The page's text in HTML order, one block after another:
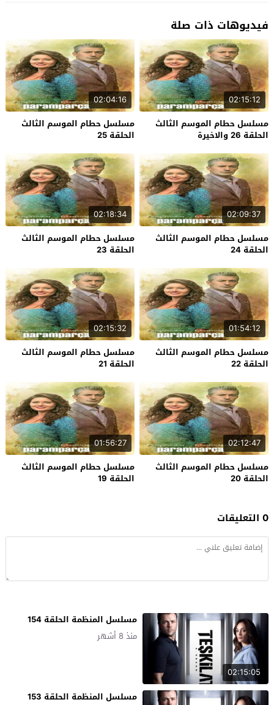
فيديوهات ذات صلة
02:15:12
مسلسل حطام الموسم الثالث
الحلقة 26 والاخيرة
02:04:16
مسلسل حطام الموسم الثالث
الحلقة 25
02:09:37
مسلسل حطام الموسم الثالث
الحلقة 24
02:18:34
مسلسل حطام الموسم الثالث
الحلقة 23
01:54:12
مسلسل حطام الموسم الثالث
الحلقة 22
02:15:32
مسلسل حطام الموسم الثالث
الحلقة 21
02:12:47
مسلسل حطام الموسم الثالث
الحلقة 20
01:56:27
مسلسل حطام الموسم الثالث
الحلقة 19
0 التعليقات
02:15:05
مسلسل المنظمة الحلقة 154
منذ 8 أشهر
مسلسل المنظمة الحلقة 153